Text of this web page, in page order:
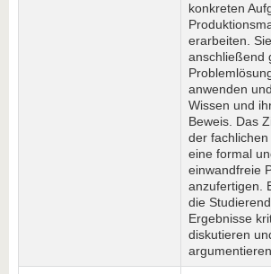
konkreten
erarbeiten.
anschließend
anwenden
Wissen und
Beweis. Das
der fachlichen
eine formal
einwandfreie
anzufertigen.
die
Ergebnisse
diskutieren
argumentieren.